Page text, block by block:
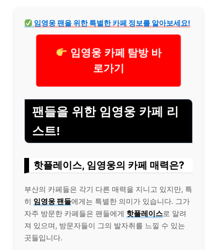
임영웅 팬을 위한 특별한 카페 정보를 알아보세요!
임영웅 카페 탐방 바
로가기
팬들을 위한 임영웅 카페 리
스트!
핫플레이스, 임영웅의 카페 매력은?
부산의 카페들은 각기 다른 매력을 지니고 있지만, 특
히 임영웅 팬들에게는 특별한 의미가 있습니다. 그가
자주 방문한 카페들은 팬들에게 핫플레이스로 알려
져 있으며, 방문자들이 그의 발자취를 느낄 수 있는
곳들입니다.